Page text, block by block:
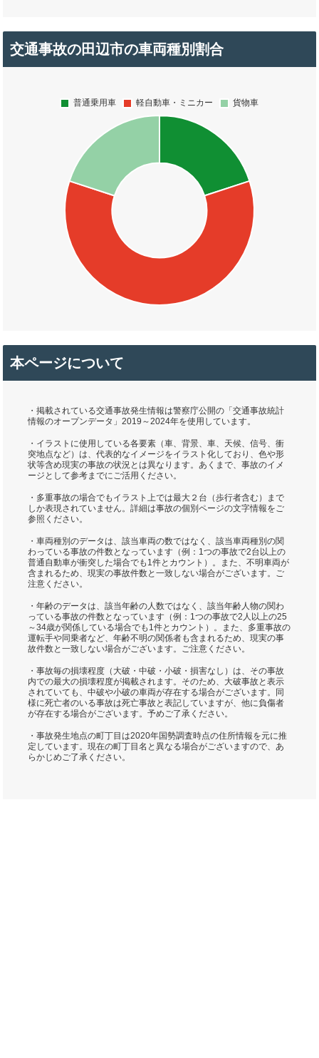
交通事故の田辺市の車両種別割合
本ページについて
・掲載されている交通事故発生情報は警察庁公開の「交通事故統計
情報のオープンデータ」2019～2024年を使用しています。
・イラストに使用している各要素（車、背景、車、天候、信号、衝
突地点など）は、代表的なイメージをイラスト化しており、色や形
状等含め現実の事故の状況とは異なります。あくまで、事故のイメ
ージとして参考までにご活用ください。
・多重事故の場合でもイラスト上では最大２台（歩行者含む）まで
しか表現されていません。詳細は事故の個別ページの文字情報をご
参照ください。
・車両種別のデータは、該当車両の数ではなく、該当車両種別の関
わっている事故の件数となっています（例：1つの事故で2台以上の
普通自動車が衝突した場合でも1件とカウント）。また、不明車両が
含まれるため、現実の事故件数と一致しない場合がございます。ご
注意ください。
・年齢のデータは、該当年齢の人数ではなく、該当年齢人物の関わ
っている事故の件数となっています（例：1つの事故で2人以上の25
～34歳が関係している場合でも1件とカウント）。また、多重事故の
運転手や同乗者など、年齢不明の関係者も含まれるため、現実の事
故件数と一致しない場合がございます。ご注意ください。
・事故毎の損壊程度（大破・中破・小破・損害なし）は、その事故
内での最大の損壊程度が掲載されます。そのため、大破事故と表示
されていても、中破や小破の車両が存在する場合がございます。同
様に死亡者のいる事故は死亡事故と表記していますが、他に負傷者
が存在する場合がございます。予めご了承ください。
・事故発生地点の町丁目は2020年国勢調査時点の住所情報を元に推
定しています。現在の町丁目名と異なる場合がございますので、あ
らかじめご了承ください。